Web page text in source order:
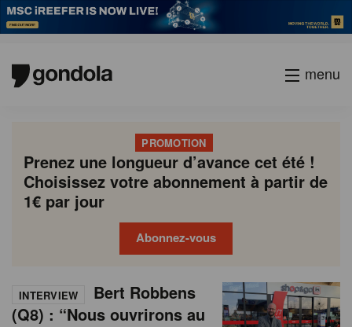
menu
PROMOTION
Prenez une longueur d’avance cet été !
Choisissez votre abonnement à partir de
1€ par jour
Abonnez-vous
e INTERVIEW
Bert Robbens
(Q8) : “Nous ouvrirons au
P
a
Previous
page
Page
Page
Page
Page
Current
page
Page
Page
Page
Page
Next
page
academy
society